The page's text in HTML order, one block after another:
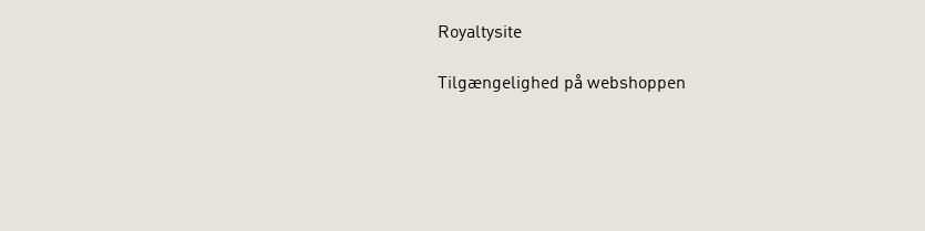
Royaltysite
Tilgængelighed på webshoppen